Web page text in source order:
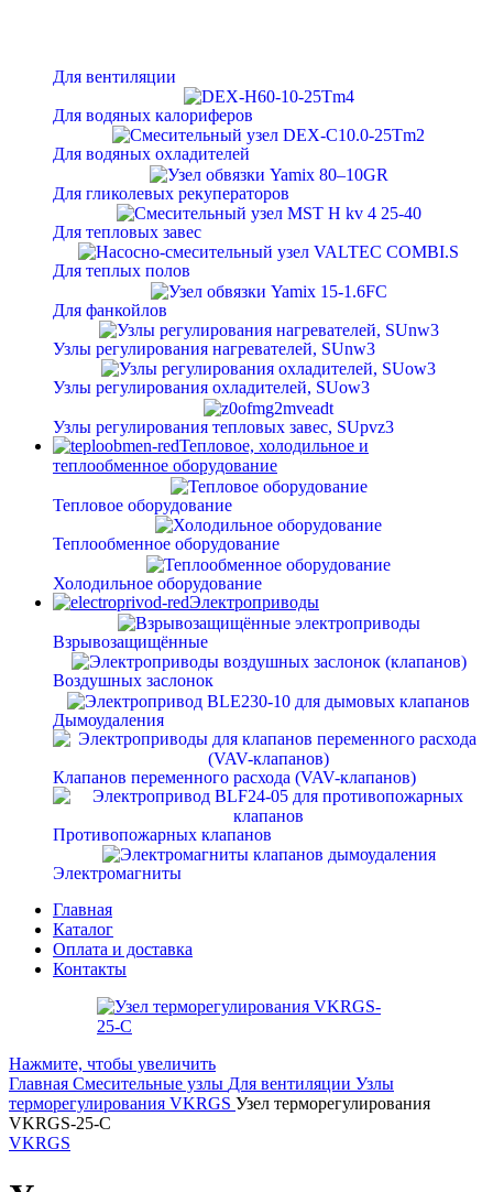
Для вентиляции
Для водяных калориферов
Для водяных охладителей
Для гликолевых рекуператоров
Для тепловых завес
Для теплых полов
Для фанкойлов
Узлы регулирования нагревателей, SUnw3
Узлы регулирования охладителей, SUow3
Узлы регулирования тепловых завес, SUpvz3
Тепловое, холодильное и
теплообменное оборудование
Тепловое оборудование
Теплообменное оборудование
Холодильное оборудование
Электроприводы
Взрывозащищённые
Воздушных заслонок
Дымоудаления
Клапанов переменного расхода (VAV-клапанов)
Противопожарных клапанов
Электромагниты
Главная
Каталог
Оплата и доставка
Контакты
Нажмите, чтобы увеличить
Главная Смесительные узлы Для вентиляции Узлы
терморегулирования VKRGS Узел терморегулирования
VKRGS-25-C
VKRGS